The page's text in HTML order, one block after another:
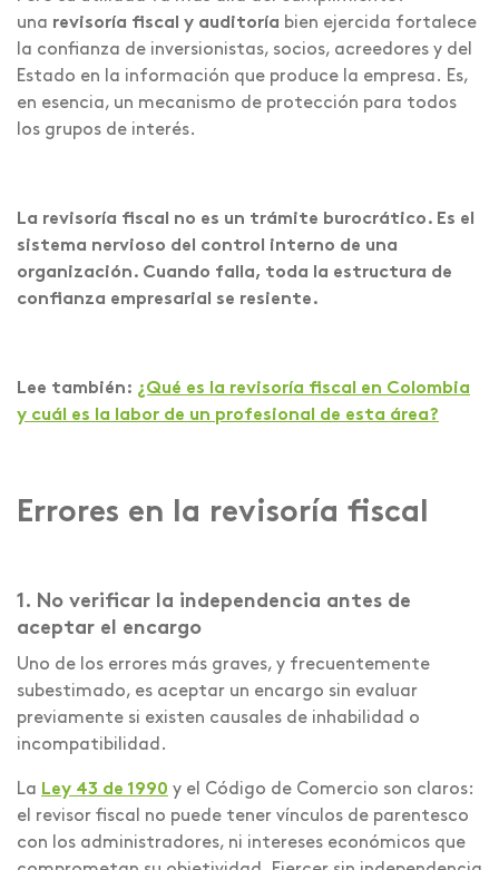
una revisoría fiscal y auditoría bien ejercida fortalece
la confianza de inversionistas, socios, acreedores y del
Estado en la información que produce la empresa. Es,
en esencia, un mecanismo de protección para todos
los grupos de interés.
La revisoría fiscal no es un trámite burocrático. Es el
sistema nervioso del control interno de una
organización. Cuando falla, toda la estructura de
confianza empresarial se resiente.
Lee también: ¿Qué es la revisoría fiscal en Colombia
y cuál es la labor de un profesional de esta área?
Errores en la revisoría fiscal
1. No verificar la independencia antes de
aceptar el encargo
Uno de los errores más graves, y frecuentemente
subestimado, es aceptar un encargo sin evaluar
previamente si existen causales de inhabilidad o
incompatibilidad.
La Ley 43 de 1990 y el Código de Comercio son claros:
el revisor fiscal no puede tener vínculos de parentesco
con los administradores, ni intereses económicos que